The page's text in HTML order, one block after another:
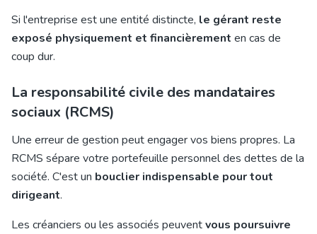
Si l'entreprise est une entité distincte, le gérant reste
exposé physiquement et financièrement en cas de
coup dur.
La responsabilité civile des mandataires
sociaux (RCMS)
Une erreur de gestion peut engager vos biens propres. La
RCMS sépare votre portefeuille personnel des dettes de la
société. C'est un bouclier indispensable pour tout
dirigeant.
Les créanciers ou les associés peuventvous poursuivre